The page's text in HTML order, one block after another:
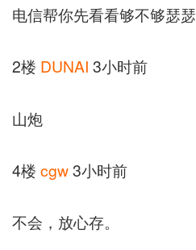
电信帮你先看看够不够瑟瑟
2楼 DUNAI 3小时前
山炮
4楼 cgw3小时前
不会，放心存。